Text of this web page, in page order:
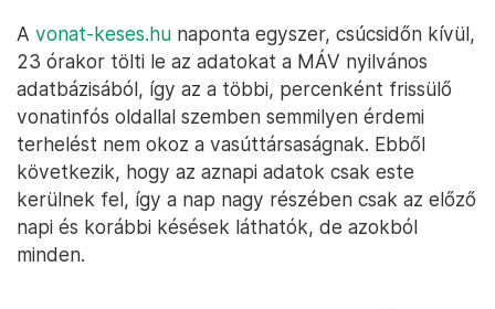
A vonat-keses.hu naponta egyszer, csúcsidőn kívül,
23 órakor tölti le az adatokat a MÁV nyilvános
adatbázisából, így az a többi, percenként frissülő
vonatinfós oldallal szemben semmilyen érdemi
terhelést nem okoz a vasúttársaságnak. Ebből
következik, hogy az aznapi adatok csak este
kerülnek fel, így a nap nagy részében csak az előző
napi és korábbi késések láthatók, de azokból
minden.